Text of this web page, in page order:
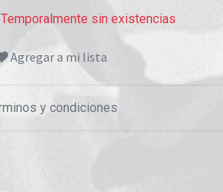
sin existencias
Agregar a mi lista
y condiciones